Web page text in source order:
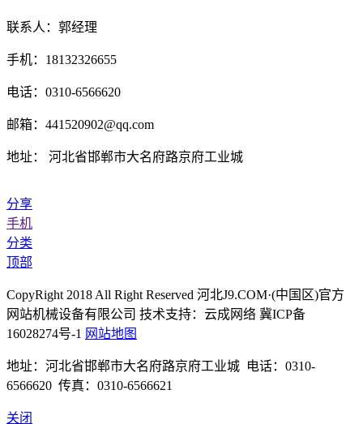
联系人：郭经理
手机：18132326655
电话：0310-6566620
邮箱：441520902@qq.com
地址： 河北省邯郸市大名府路京府工业城
分享
手机
分类
顶部
CopyRight 2018 All Right Reserved 河北J9.COM·(中国区)官方
网站机械设备有限公司 技术支持：云成网络 冀ICP备
16028274号-1 网站地图
地址：河北省邯郸市大名府路京府工业城 电话：0310-
6566620 传真：0310-6566621
关闭